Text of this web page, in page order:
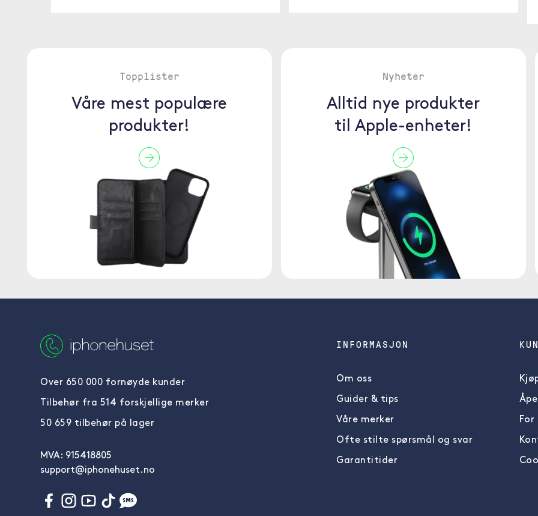
Topplister
Våre mest populære
produkter!
Nyheter
Alltid nye produkter
til Apple-enheter!
Over 650 000 fornøyde kunder
Tilbehør fra 514 forskjellige merker
50 659 tilbehør på lager
MVA: 915418805
support@iphonehuset.no
INFORMASJON
Om oss
Guider & tips
Våre merker
Ofte stilte spørsmål og svar
Garantitider